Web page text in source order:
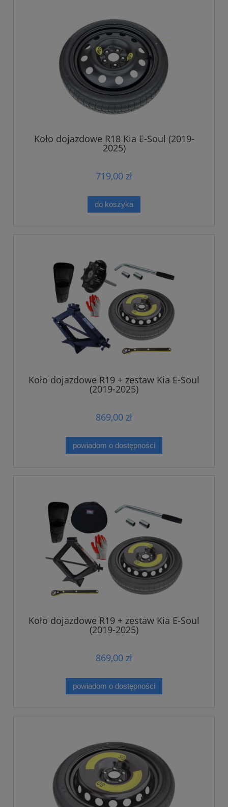
Koło dojazdowe R18 Kia E-Soul (2019-
2025)
719,00 zł
do koszyka
Koło dojazdowe R19 + zestaw Kia E-Soul
(2019-2025)
869,00 zł
powiadom o dostępności
Koło dojazdowe R19 + zestaw Kia E-Soul
(2019-2025)
869,00 zł
powiadom o dostępności